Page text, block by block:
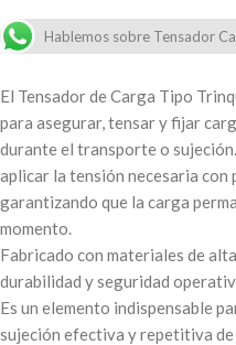
Hablemos sobre Tensador
El Tensador de Carga Tipo
para asegurar, tensar y fijar
durante el transporte o
aplicar la tensión necesaria con
garantizando que la carga
momento.
Fabricado con materiales de
durabilidad y seguridad
Es un elemento indispensable
sujeción efectiva y repetitiva